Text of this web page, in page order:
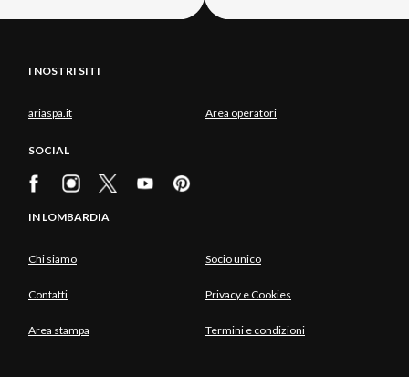
I NOSTRI SITI
ariaspa.it Area operatori
SOCIAL
IN LOMBARDIA
Chi siamo Socio unico
Contatti Privacy e Cookies
Area stampa Termini e condizioni